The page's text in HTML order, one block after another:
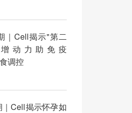
｜Cell揭示"第二
动力助免疫
调控
｜Cell揭示怀孕如